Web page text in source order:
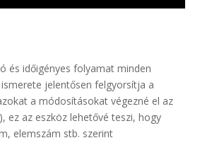
és időigényes folyamat minden
jelentősen felgyorsítja a
a módosításokat végezné el az
ez az eszköz lehetővé teszi, hogy
elemszám stb. szerint